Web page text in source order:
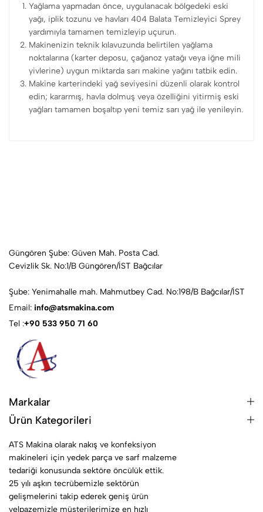
Yağlama yapmadan önce, uygulanacak bölgedeki eski
yağı, iplik tozunu ve havları 404 Balata Temizleyici Sprey
yardımıyla tamamen temizleyip uçurun.
Makinenizin teknik kılavuzunda belirtilen yağlama
noktalarına (karter deposu, çağanoz yatağı veya iğne mili
yivlerine) uygun miktarda sarı makine yağını tatbik edin.
Makine karterindeki yağ seviyesini düzenli olarak kontrol
edin; kararmış, havla dolmuş veya özelliğini yitirmiş eski
yağları tamamen boşaltıp yeni temiz sarı yağ ile yenileyin.
Güngören Şube: Güven Mah. Posta Cad.
Cevizlik Sk. No:1/B Güngören/İST Bağcılar
Şube: Yenimahalle mah. Mahmutbey Cad. No:198/B Bağcılar/İST
Email: info@atsmakina.com
Tel :+90 533 950 71 60
Markalar
Ürün Kategorileri
ATS Makina olarak nakış ve konfeksiyon
makineleri için yedek parça ve sarf malzeme
tedariği konusunda sektöre öncülük ettik.
25 yılı aşkın tecrübemizle sektörün
gelişmelerini takip ederek geniş ürün
yelpazemizle müşterilerimize en hızlı